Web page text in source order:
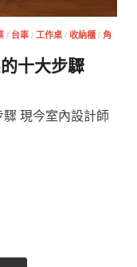
/ 台車 / 工作桌 / 收納櫃 / 角
十大步驟
現今室內設計師